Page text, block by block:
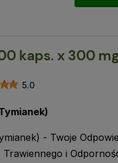
kaps. x 300
5.0
- Twoje
Trawiennego i